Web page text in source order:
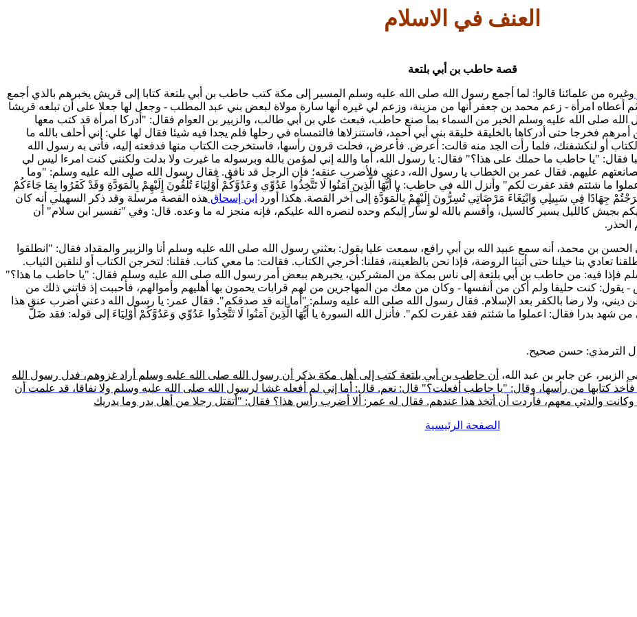
العنف في الاسلام
قصة حاطب بن أبي بلتعة
وغيره من علمائنا قالوا: لما أجمع رسول الله صلى الله عليه وسلم المسير إلى مكة كتب حاطب بن أبي بلتعة كتابا إلى قريش يخبرهم بالذي أجمع
أعطاه امرأة - زعم محمد بن جعفر أنها من مزينة، وزعم لي غيره أنها سارة مولاة لبعض بني عبد المطلب - وجعل لها جعلا على أن تبلغه قريشا
صلى الله عليه وسلم الخبر من السماء بما صنع حاطب، فبعث علي بن أبي طالب، والزبير بن العوام فقال: "أدركا امرأة قد كتب معها
فخرجا حتى أدركاها بالخليقة خليقة بني أبي أحمد، فاستنزلاها فالتمساه في رحلها فلم يجدا فيه شيئا فقال لها علي: إني أحلف بالله ما
أو لنكشفنك، فلما رأت الجد منه قالت: أعرض. فأعرض، فحلت قرون رأسها، فاستخرجت الكتاب منها فدفعته إليه، فأتى به رسول الله
"يا حاطب ما حملك على هذا؟" فقال: يا رسول الله، أما والله إني لمؤمن بالله وبرسوله ما غيرت ولا بدلت ولكنني كنت امرءا ليس لي
عليهم. فقال عمر بن الخطاب يا رسول الله، دعني فلأضرب عنقه؛ فإن الرجل قد نافق. فقال رسول الله صلى الله عليه وسلم: "وما
ما شئتم فقد غفرت لكم" وأنزل الله في حاطب: يا أَيُّهَا الَّذِينَ آمَنُوا لَا تَتَّخِذُوا عَدُوِّي وَعَدُوَّكُمْ أَوْلِيَاءَ تُلْقُونَ إِلَيْهِمْ بِالْمَوَدَّةِ وَقَدْ كَفَرُوا بِمَا جَاءَكُمْ
جِهَادًا فِي سَبِيلِي وَابْتِغَاءَ مَرْضَاتِي تُسِرُّونَ إِلَيْهِمْ بِالْمَوَدَّةِ إلى آخر القصة. هكذا أورد ابن إسحاق هذه القصة مرسلة وقد ذكر السهيلي أنه كان
كالليل يسير كالسيل، وأقسم بالله لو سار إليكم وحده لنصره الله عليكم، فإنه منجز له ما وعده. قال: وفي "تفسير ابن سلام" أن
الحذر.
الحسن بن محمد، أنه سمع عبيد الله بن أبي رافع، سمعت عليا يقول: بعثني رسول الله صلى الله عليه وسلم أنا والزبير والمقداد فقال: "انطلقوا
تعادي بنا خيلنا حتى أتينا الروضة، فإذا نحن بالظعينة، فقلنا: أخرجي الكتاب. فقالت: ما معي كتاب. فقلنا: لتخرجن الكتاب أو لنلقين الثياب.
فإذا فيه: من حاطب بن أبي بلتعة إلى ناس بمكة من المشركين، يخبرهم ببعض أمر رسول الله صلى الله عليه وسلم فقال: "يا حاطب ما هذا؟"
كنت حليفا ولم أكن من أنفسها - وكان من معك من المهاجرين من لهم قرابات يحمون بها أهليهم وأموالهم، فأحببت إذ فاتني ذلك من
عن ديني، ولا رضا بالكفر بعد الإسلام. فقال رسول الله صلى الله عليه وسلم: "أما إنه قد صدقكم". فقال عمر: يا رسول الله دعني أضرب عنق هذا
من شهد بدرا فقال: اعملوا ما شئتم فقد غفرت لكم". فأنزل الله السورة يا أَيُّهَا الَّذِينَ آمَنُوا لَا تَتَّخِذُوا عَدُوِّي وَعَدُوَّكُمْ أَوْلِيَاءَ إلى قوله: فقد ضَلَّ
الترمذي: حسن صحيح.
الزبير، عن جابر بن عبد الله، أن حاطب بن أبي بلتعة كتب إلى أهل مكة يذكر أن رسول الله صلى الله عليه وسلم أراد غزوهم، فدل رسول الله
فأخذ كتابها من رأسها، وقال: "يا حاطب أفعلت؟" قال: نعم. قال: أما إني لم أفعله غشا لرسول الله صلى الله عليه وسلم ولا نفاقا، قد علمت أن
والدتي معهم، فأردت أن أتخذ هذا عندهم. فقال له عمر: ألا أضرب رأس هذا؟ فقال: "أتقتل رجلا من أهل بدر وما يدريك
الصفحة الرئيسية